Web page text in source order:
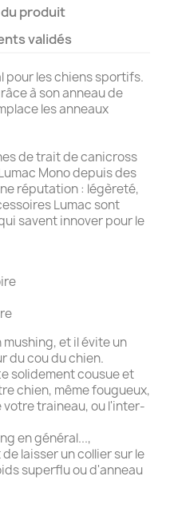
produit
validés
pour les chiens sportifs.
à son anneau de
les anneaux
de trait de canicross
Mono depuis des
réputation : légèreté,
Lumac sont
savent innover pour le
et il évite un
du cou du chien.
solidement cousue et
chien, même fougueux,
votre traineau, ou l'inter-
en général...,
laisser un collier sur le
superflu ou d'anneau